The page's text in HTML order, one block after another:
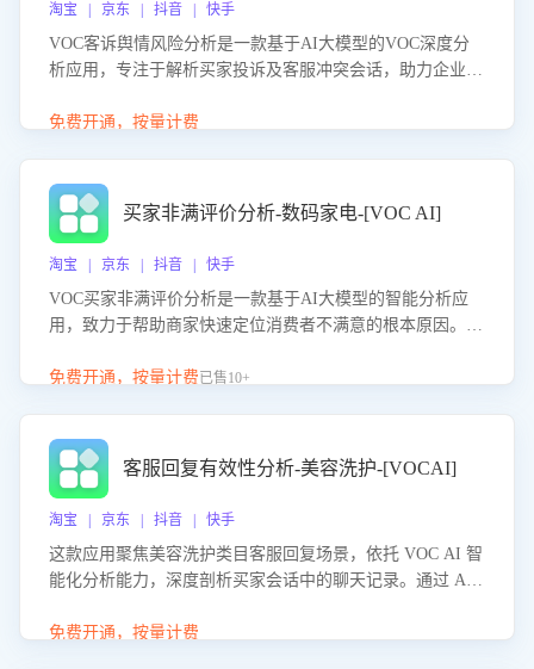
淘宝 | 京东 | 抖音 | 快手
VOC客诉舆情风险分析是一款基于AI大模型的VOC深度分
析应用，专注于解析买家投诉及客服冲突会话，助力企业精
别客户情绪、归因争议根源，并客观评估客服应对合理性与
能力，阻断差评扩散，维护品牌声誉，实现客户满意度的持
续提升。
免费开通，按量计费
买家非满评价分析-数码家电-[VOC AI]
淘宝 | 京东 | 抖音 | 快手
VOC买家非满评价分析是一款基于AI大模型的智能分析应
用，致力于帮助商家快速定位消费者不满意的根本原因。该
客服原因或其它部门原因，明确责任归属，提供可落地的改
改，有效提升客户满意度和店铺整体服务质量。
免费开通，按量计费已售10+
客服回复有效性分析-美容洗护-[VOCAI]
淘宝 | 京东 | 抖音 | 快手
这款应用聚焦美容洗护类目客服回复场景，依托 VOC AI 智
能化分析能力，深度剖析买家会话中的聊天记录。通过 AI
答的有效性与完整性，输出针对性改进策略，助力商家快速
免费开通，按量计费